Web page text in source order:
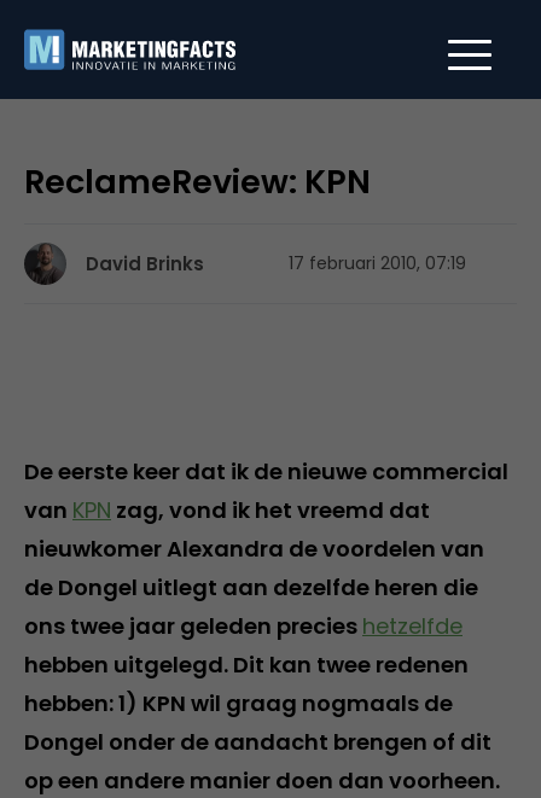
ReclameReview: KPN
David Brinks 17 februari 2010, 07:19
De eerste keer dat ik de nieuwe commercial
van KPN zag, vond ik het vreemd dat
nieuwkomer Alexandra de voordelen van
de Dongel uitlegt aan dezelfde heren die
ons twee jaar geleden precies hetzelfde
hebben uitgelegd. Dit kan twee redenen
hebben: 1) KPN wil graag nogmaals de
Dongel onder de aandacht brengen of dit
op een andere manier doen dan voorheen.